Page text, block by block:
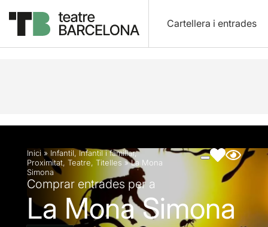
Cartellera i entrades
Descripció Fitxa artística Fotos i vídeos
Inici» Infantil,Infantil i familiar,
Proximitat, Teatre, Titelles »La Mona
Simona
Comprar entrades per a
La Mona Simona